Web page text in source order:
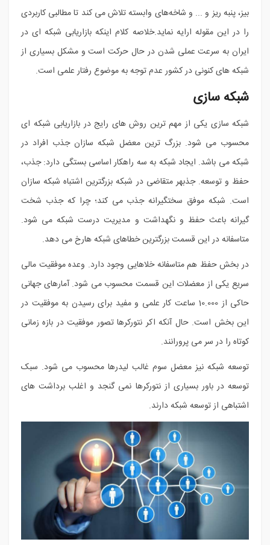
بیز، پنبه ریز و ... و شاخه‌های وابسته تلاش می کند تا مطالبی کاربردی
را در این مقوله ارایه نماید.خلاصه کلام اینکه بازاریابی شبکه ای در
ایران به سرعت عملی شدن در حال حرکت است و مشکل بسیاری از
شبکه های کنونی در کشور عدم توجه به موضوع رفتار علمی است.
شبکه سازی
شبکه سازی یکی از مهم ترین روش های رایج در بازاریابی شبکه ای
محسوب می شود. بزرگ ترین معضل شبکه سازان جذب افراد در
شبکه می باشد. ایجاد شبکه به سه راهکار اساسی بستگی دارد: جذب،
حفظ و توسعه. جذبهر متقاضی در شبکه بزرگترین اشتباه شبکه سازان
است. شبکه موفق سختگیرانه جذب می کند؛ چرا که جذب شخت
گیرانه باعث حفظ و نگهداشت و مدیریت درست شبکه می شود.
متاسفانه در این قسمت بزرگترین خطاهای شبکه هارخ می دهد.
در بخش حفظ هم متاسفانه خلاهایی وجود دارد. وعده موفقیت مالی
سریع یکی از معضلات این قسمت محسوب می شود. آمارهای جهانی
حاکی از 10.000 ساعت کار علمی و مفید برای رسیدن به موفقیت در
این بخش است. حال آنکه اکر نتورکرها تصور موفقیت در بازه زمانی
کوتاه را در سر می پرورانند.
توسعه شبکه نیز معضل سوم غالب لیدرها محسوب می شود. سبک
توسعه در باور بسیاری از نتورکرها نمی گنجد و اغلب برداشت های
اشتباهی از توسعه شبکه دارند.